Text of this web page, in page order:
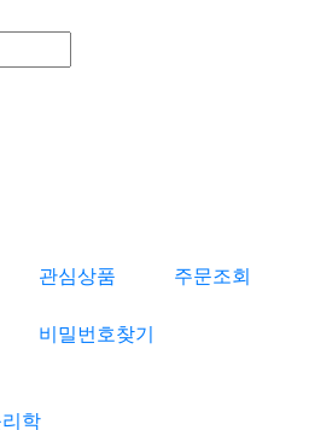
관심상품
주문조회
비밀번호찾기
학